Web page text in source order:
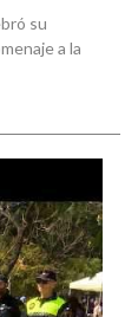
su
a la